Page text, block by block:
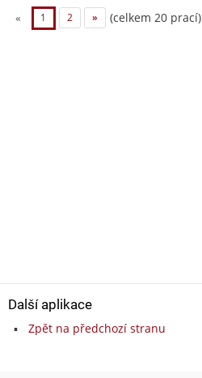
« 1 2 » (celkem 20 prací)
Další aplikace
Zpět na předchozí stranu